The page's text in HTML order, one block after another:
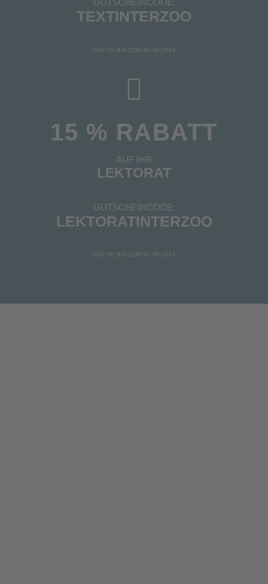
TEXTINTERZOO
GÜLTIG BIS ZUM 30.06.2024
15 % RABATT
AUF IHR
LEKTORAT
GUTSCHEINCODE:
LEKTORATINTERZOO
GÜLTIG BIS ZUM 30.06.2024